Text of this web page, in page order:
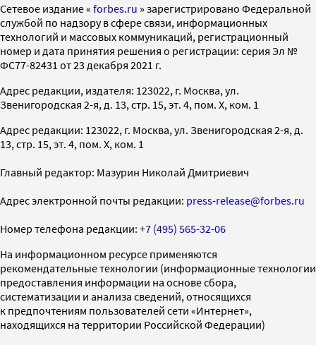
Cетевое издание « forbes.ru » зарегистрировано Федеральной
службой по надзору в сфере связи, информационных
технологий и массовых коммуникаций, регистрационный
номер и дата принятия решения о регистрации: серия Эл №
ФС77-82431 от 23 декабря 2021 г.
Адрес редакции, издателя: 123022, г. Москва, ул.
Звенигородская 2-я, д. 13, стр. 15, эт. 4, пом. X, ком. 1
Адрес редакции: 123022, г. Москва, ул. Звенигородская 2-я, д.
13, стр. 15, эт. 4, пом. X, ком. 1
Главный редактор: Мазурин Николай Дмитриевич
Адрес электронной почты редакции: press-release@forbes.ru
Номер телефона редакции: +7 (495) 565-32-06
На информационном ресурсе применяются
рекомендательные технологии (информационные технологии
предоставления информации на основе сбора,
систематизации и анализа сведений, относящихся
к предпочтениям пользователей сети «Интернет»,
находящихся на территории Российской Федерации)